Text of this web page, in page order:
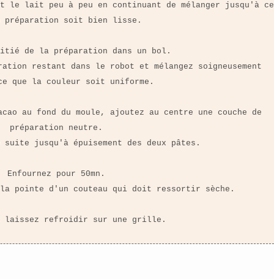
le lait peu à peu en continuant de mélanger jusqu'à ce
préparation soit bien lisse.
de la préparation dans un bol.
restant dans le robot et mélangez soigneusement
que la couleur soit uniforme.
au fond du moule, ajoutez au centre une couche de
préparation neutre.
jusqu'à épuisement des deux pâtes.
Enfournez pour 50mn.
pointe d'un couteau qui doit ressortir sèche.
laissez refroidir sur une grille.